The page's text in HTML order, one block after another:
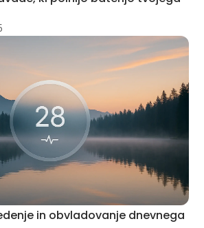
in obvladovanje dnevnega